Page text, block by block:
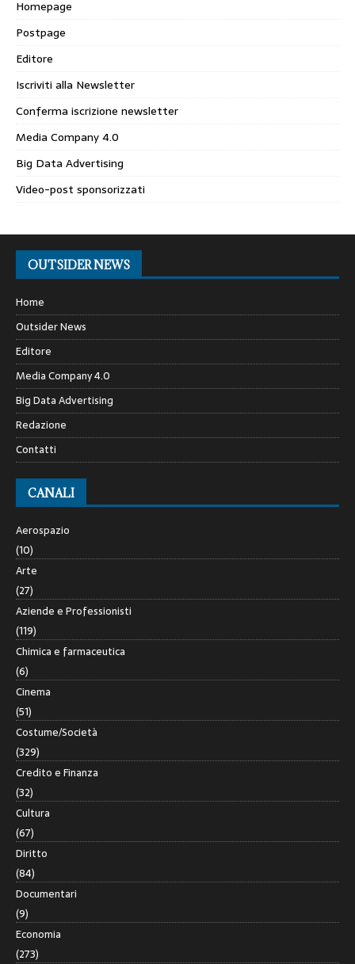
Homepage
Postpage
Editore
Iscriviti alla Newsletter
Conferma iscrizione newsletter
Media Company 4.0
Big Data Advertising
Video-post sponsorizzati
OUTSIDER NEWS
Home
Outsider News
Editore
Media Company 4.0
Big Data Advertising
Redazione
Contatti
CANALI
Aerospazio
(10)
Arte
(27)
Aziende e Professionisti
(119)
Chimica e farmaceutica
(6)
Cinema
(51)
Costume/Società
(329)
Credito e Finanza
(32)
Cultura
(67)
Diritto
(84)
Documentari
(9)
Economia
(273)